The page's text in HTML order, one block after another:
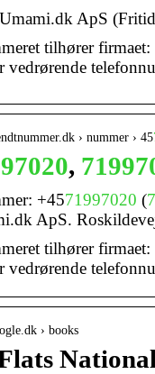
ApS
tilhører
vedrørende
› nummer › 45
,
+4571997020 (
ApS.
tilhører
vedrørende
› books